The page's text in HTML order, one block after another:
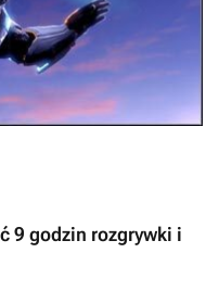
9 godzin rozgrywki i